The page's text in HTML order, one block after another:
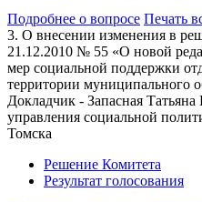
Подробнее о вопросе Печать
3. О внесении изменения в
21.12.2010 № 55 «О новой
мер социальной поддержки
территории муниципального
Докладчик - Запасная
управления социальной
Томска
Решение Комитета
Результат голосования